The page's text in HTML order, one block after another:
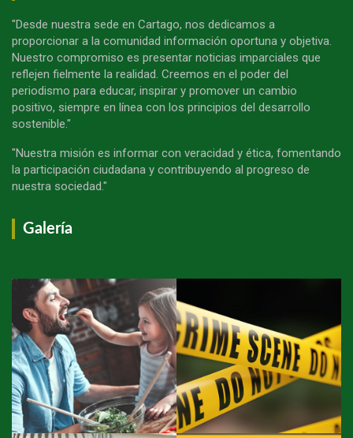
"Desde nuestra sede en Cartago, nos dedicamos a
proporcionar a la comunidad información oportuna y objetiva.
Nuestro compromiso es presentar noticias imparciales que
reflejen fielmente la realidad. Creemos en el poder del
periodismo para educar, inspirar y promover un cambio
positivo, siempre en línea con los principios del desarrollo
sostenible."
"Nuestra misión es informar con veracidad y ética, fomentando
la participación ciudadana y contribuyendo al progreso de
nuestra sociedad."
Galería